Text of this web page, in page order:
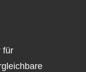
für